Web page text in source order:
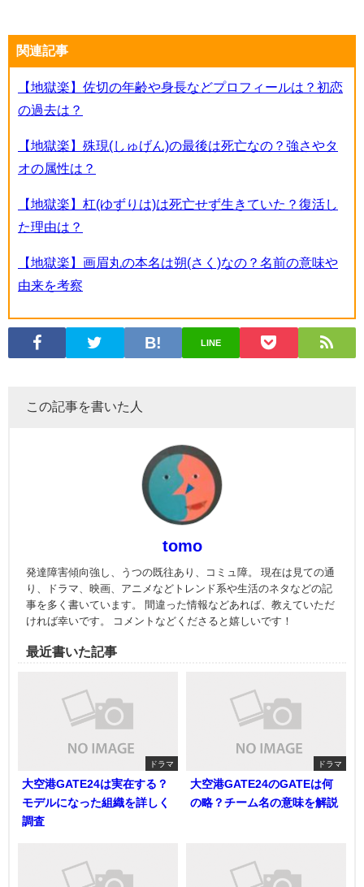
関連記事
【地獄楽】佐切の年齢や身長などプロフィールは？初恋
の過去は？
【地獄楽】殊現(しゅげん)の最後は死亡なの？強さやタ
オの属性は？
【地獄楽】杠(ゆずりは)は死亡せず生きていた？復活し
た理由は？
【地獄楽】画眉丸の本名は朔(さく)なの？名前の意味や
由来を考察
LINE
この記事を書いた人
tomo
発達障害傾向強し、うつの既往あり、コミュ障。 現在は見ての通
り、ドラマ、映画、アニメなどトレンド系や生活のネタなどの記
事を多く書いています。 間違った情報などあれば、教えていただ
ければ幸いです。 コメントなどくださると嬉しいです！
最近書いた記事
ドラマ
大空港GATE24は実在する？
モデルになった組織を詳しく
調査
ドラマ
大空港GATE24のGATEは何
の略？チーム名の意味を解説